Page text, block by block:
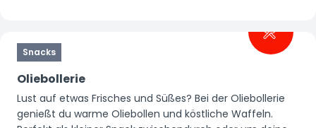
Snacks
Oliebollerie
Lust auf etwas Frisches und Süßes? Bei der Oliebollerie
genießt du warme Oliebollen und köstliche Waffeln.